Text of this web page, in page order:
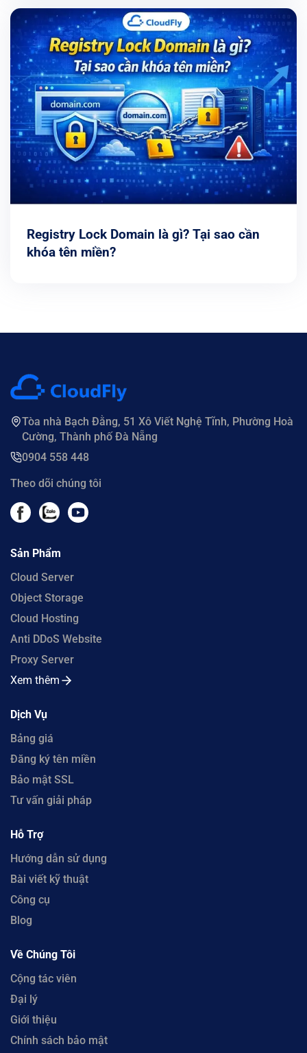
Registry Lock Domain là gì? Tại sao cần
khóa tên miền?
Tòa nhà Bạch Đằng, 51 Xô Viết Nghệ Tĩnh, Phường Hoà
Cường, Thành phố Đà Nẵng
0904 558 448
Theo dõi chúng tôi
Sản Phẩm
Cloud Server
Object Storage
Cloud Hosting
Anti DDoS Website
Proxy Server
Xem thêm
Dịch Vụ
Bảng giá
Đăng ký tên miền
Bảo mật SSL
Tư vấn giải pháp
Hỗ Trợ
Hướng dẫn sử dụng
Bài viết kỹ thuật
Công cụ
Blog
Về Chúng Tôi
Cộng tác viên
Đại lý
Giới thiệu
Chính sách bảo mật